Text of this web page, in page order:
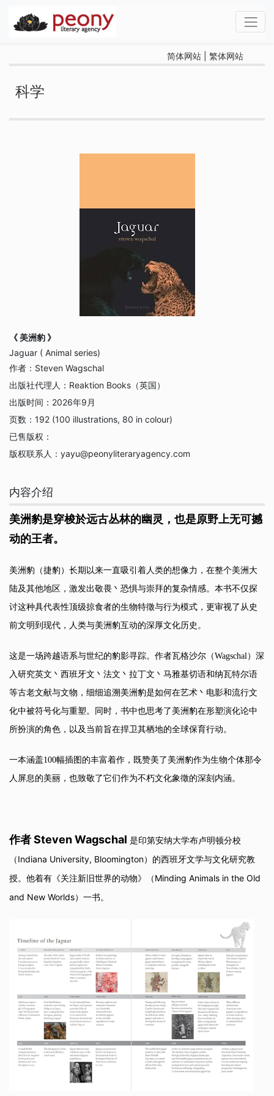
简体网站 繁体网站
科学
《 美洲豹 》
Jaguar ( Animal series)
作者： Steven Wagschal
出版社代理人： Reaktion Books（英国）
出版时间： 2026年9月
页数： 192 (100 illustrations, 80 in colour)
已售版权：
版权联系人： yayu@peonyliteraryagency.com
内容介绍
美洲豹是穿梭於远古丛林的幽灵，也是原野上无可撼
动的王者。
美洲豹（捷豹）长期以来一直吸引着人类的想像力，在整个美洲大
陆及其他地区，激发出敬畏丶恐惧与崇拜的复杂情感。本书不仅探
讨这种具代表性顶级掠食者的生物特徵与行为模式，更审视了从史
前文明到现代，人类与美洲豹互动的深厚文化历史。
这是一场跨越语系与世纪的豹影寻踪。作者瓦格沙尔（Wagschal）深
入研究英文丶西班牙文丶法文丶拉丁文丶马雅基切语和纳瓦特尔语
等古老文献与文物，细细追溯美洲豹是如何在艺术丶电影和流行文
化中被符号化与重塑。同时，书中也思考了美洲豹在形塑演化论中
所扮演的角色，以及当前旨在捍卫其栖地的全球保育行动。
一本涵盖100幅插图的丰富着作，既赞美了美洲豹作为生物个体那令
人屏息的美丽，也致敬了它们作为不朽文化象徵的深刻内涵。
作者 Steven Wagschal 是印第安纳大学布卢明顿分校
（Indiana University, Bloomington）的西班牙文学与文化研究教
授。他着有《关注新旧世界的动物》（Minding Animals in the Old
and New Worlds）一书。